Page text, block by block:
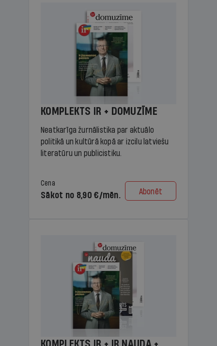
KOMPLEKTS IR + DOMUZĪME
Neatkarīga žurnālistika par aktuālo
politikā un kultūrā kopā ar izcilu latviešu
literatūru un publicistiku.
Cena
Sākot no 8,90 €/mēn. Abonēt